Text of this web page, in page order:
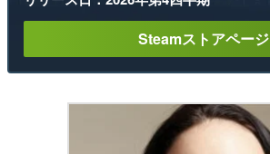
Steamストアページ